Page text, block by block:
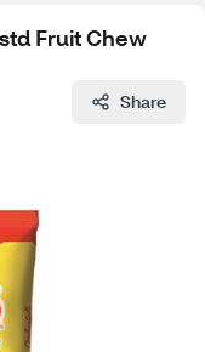
Fruit Chew
Share